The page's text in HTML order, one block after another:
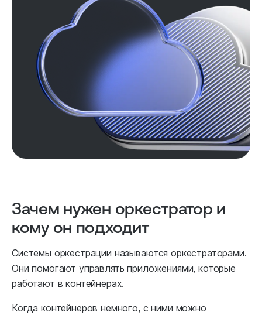
Зачем нужен оркестратор и
кому он подходит
Системы оркестрации называются оркестраторами.
Они помогают управлять приложениями, которые
работают в контейнерах.
Когда контейнеров немного, с ними можно